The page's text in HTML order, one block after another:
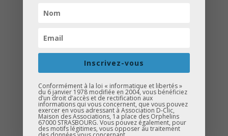
avons organisé
collège Sophie Germain.
Pour la première fois, l’action s’est
adressée à des élèves de5ᵉ, avec pour
objectif de les initier aux notions de
vœux d’orientation, devoies
professionnelle, générale et
technologique, et de les aider à
Inscrivez-vous
Conformément à la loi « informatique et libertés »
du 6 janvier 1978 modifiée en 2004, vous bénéficiez
d’un droit d’accès et de rectification aux
informations qui vous concernent, que vous pouvez
exercer en vous adressant à Association D-Clic,
Maison des Associations, 1a place des Orphelins
67000 STRASBOURG. Vous pouvez également, pour
des motifs légitimes, vous opposer au traitement